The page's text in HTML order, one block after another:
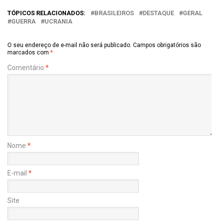
TÓPICOS RELACIONADOS: BRASILEIROS DESTAQUE
GERAL
GUERRA
UCRANIA
O seu endereço de e-mail não será publicado. Campos obrigatórios são
marcados com *
Comentário *
Nome *
E-mail *
Site